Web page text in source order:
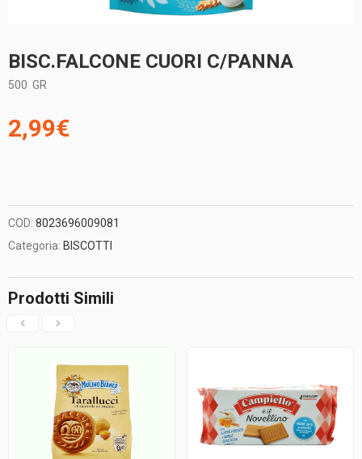
BISC.FALCONE CUORI C/PANNA
500 GR
2,99€
COD: 8023696009081
Categoria: BISCOTTI
Prodotti Simili